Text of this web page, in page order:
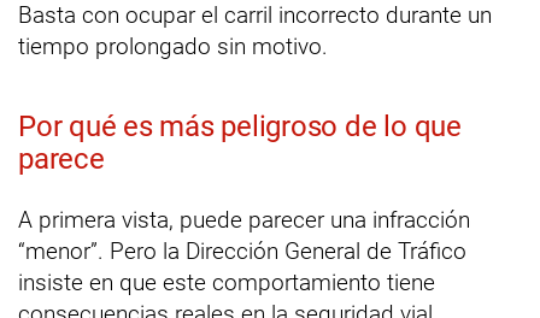
Basta con ocupar el carril incorrecto durante un
tiempo prolongado sin motivo.
Por qué es más peligroso de lo que
parece
A primera vista, puede parecer una infracción
“menor”. Pero la Dirección General de Tráfico
insiste en que este comportamiento tiene